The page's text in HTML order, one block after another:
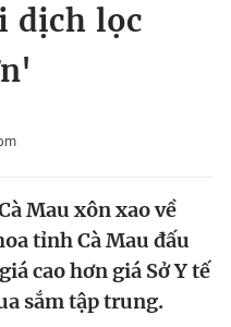
dịch lọc
Mau xôn xao về
tỉnh Cà Mau đấu
cao hơn giá Sở Y tế
sắm tập trung.